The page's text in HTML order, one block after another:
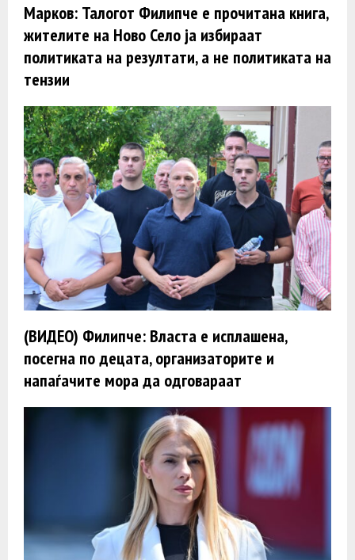
Марков: Талогот Филипче е прочитана книга,
жителите на Ново Село ја избираат
политиката на резултати, а не политиката на
тензии
(ВИДЕО) Филипче: Власта е исплашена,
посегна по децата, организаторите и
напаѓачите мора да одговараат